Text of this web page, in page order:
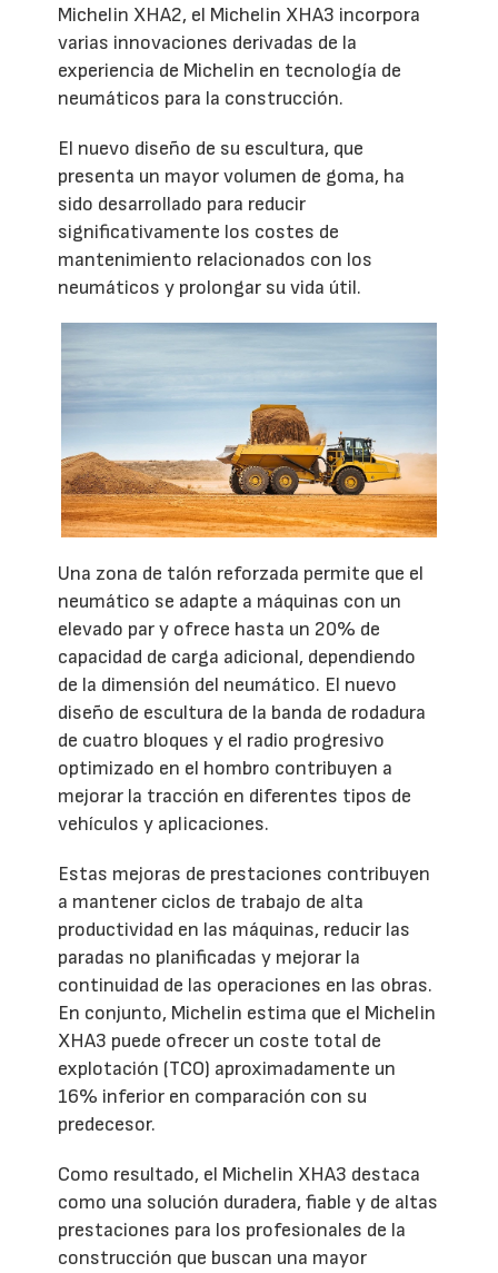
Michelin XHA2, el Michelin XHA3 incorpora
varias innovaciones derivadas de la
experiencia de Michelin en tecnología de
neumáticos para la construcción.
El nuevo diseño de su escultura, que
presenta un mayor volumen de goma, ha
sido desarrollado para reducir
significativamente los costes de
mantenimiento relacionados con los
neumáticos y prolongar su vida útil.
Una zona de talón reforzada permite que el
neumático se adapte a máquinas con un
elevado par y ofrece hasta un 20% de
capacidad de carga adicional, dependiendo
de la dimensión del neumático. El nuevo
diseño de escultura de la banda de rodadura
de cuatro bloques y el radio progresivo
optimizado en el hombro contribuyen a
mejorar la tracción en diferentes tipos de
vehículos y aplicaciones.
Estas mejoras de prestaciones contribuyen
a mantener ciclos de trabajo de alta
productividad en las máquinas, reducir las
paradas no planificadas y mejorar la
continuidad de las operaciones en las obras.
En conjunto, Michelin estima que el Michelin
XHA3 puede ofrecer un coste total de
explotación (TCO) aproximadamente un
16% inferior en comparación con su
predecesor.
Como resultado, el Michelin XHA3 destaca
como una solución duradera, fiable y de altas
prestaciones para los profesionales de la
construcción que buscan una mayor